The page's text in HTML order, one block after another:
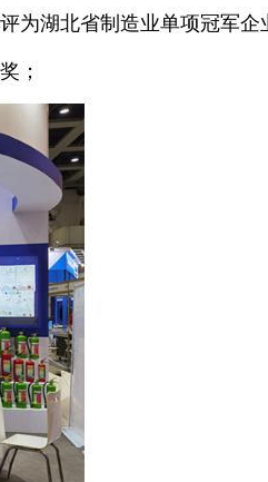
为湖北省制造业单项冠军企
；